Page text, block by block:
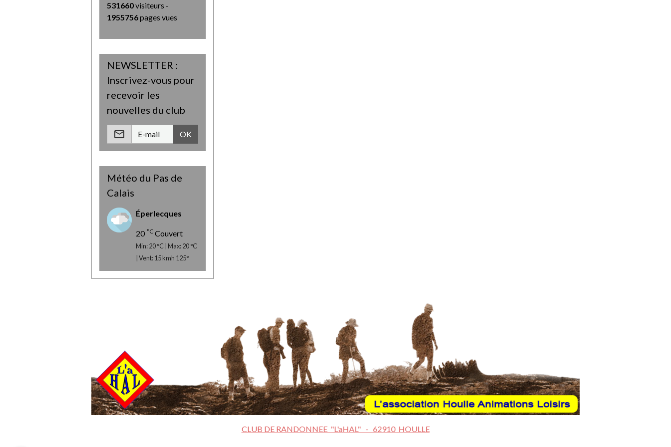
531660visiteurs -
1955756pages vues
NEWSLETTER :
Inscrivez-vous pour
recevoir les
nouvelles du club
OK
Météo du Pas de
Calais
Éperlecques
20 °C Couvert
Min: 20 °C | Max: 20 °C
| Vent: 15 kmh 125°
CLUB DE RANDONNEE "L'aHAL" - 62910 HOULLE